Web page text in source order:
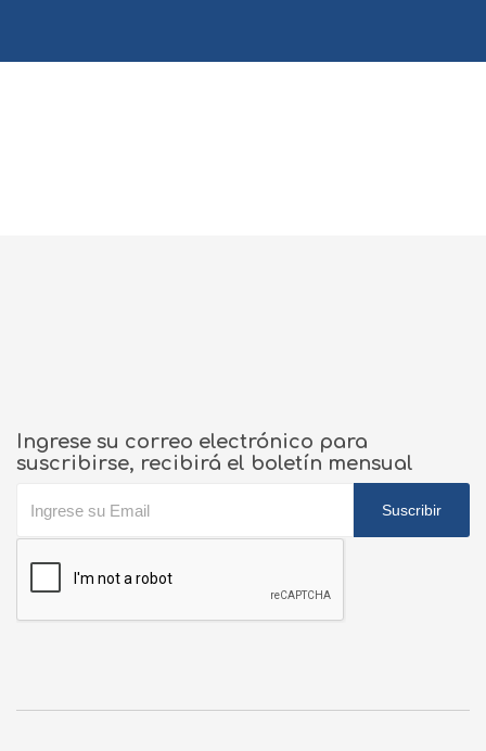
Ingrese su correo electrónico para
suscribirse, recibirá el boletín mensual
Suscribir